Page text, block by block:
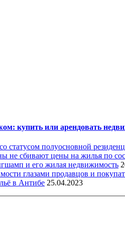
купить или арендовать
статусом полуосновной
не сбивают цены на жилья по
и его жилая недвижимость
глазами продавцов и
в Антибе 25.04.2023